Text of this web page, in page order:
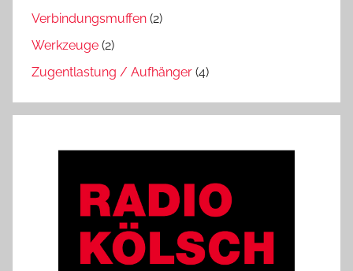
Verbindungsmuffen (2)
Werkzeuge (2)
Zugentlastung / Aufhänger (4)